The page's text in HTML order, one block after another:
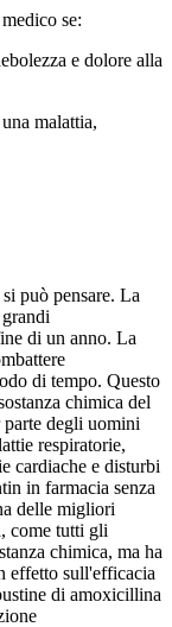
se:
e dolore alla
malattia,
può pensare. La
di un anno. La
di tempo. Questo
chimica del
parte degli uomini
respiratorie,
cardiache e disturbi
in farmacia senza
delle migliori
come tutti gli
chimica, ma ha
effetto sull'efficacia
di amoxicillina